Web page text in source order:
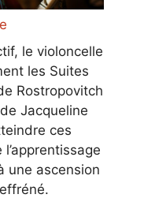
le violoncelle
les Suites
Rostropovitch
Jacqueline
ces
une ascension